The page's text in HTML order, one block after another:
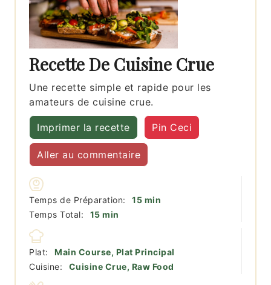
Recette De Cuisine Crue
Une recette simple et rapide pour les
amateurs de cuisine crue.
Imprimer la recette Pin Ceci
Aller au commentaire
Temps de Préparation: 15minutes
min
Temps Total:
15minutes
min
Plat:
Main Course, Plat Principal
Cuisine:
Cuisine Crue, Raw Food